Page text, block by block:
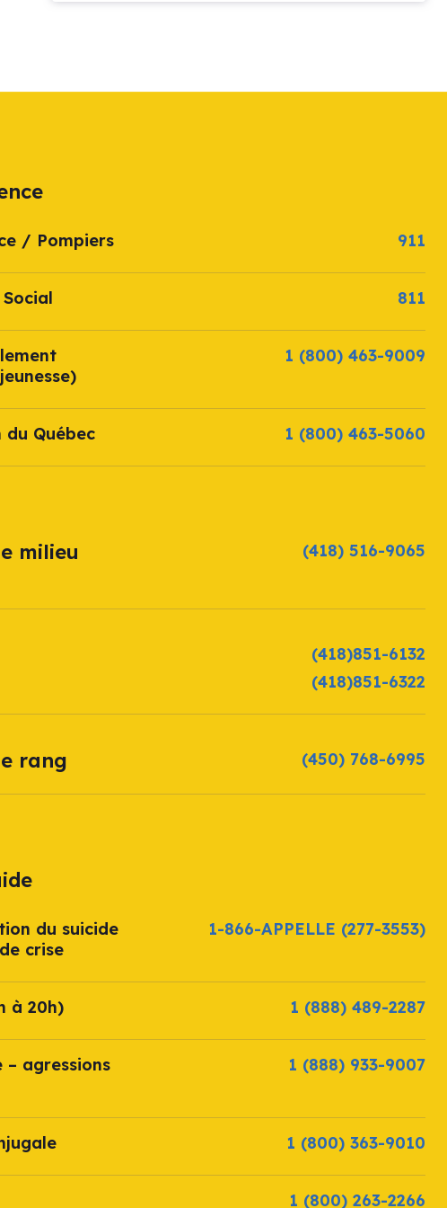
/ Pompiers 911
811
1 (800) 463-9009
Québec 1 (800) 463-5060
milieu
(418) 516-9065
(418)851-6132
(418)851-6322
rang (450) 768-6995
du suicide
crise
1-866-APPELLE (277-3553)
à 20h) 1 (888) 489-2287
– agressions
1 (888) 933-9007
1 (800) 363-9010
1 (800) 263-2266